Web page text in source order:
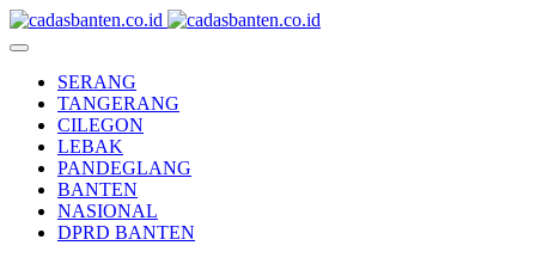
SERANG
TANGERANG
CILEGON
LEBAK
PANDEGLANG
BANTEN
NASIONAL
DPRD BANTEN